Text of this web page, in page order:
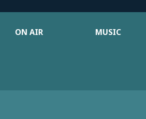
ON AIR
MUSIC